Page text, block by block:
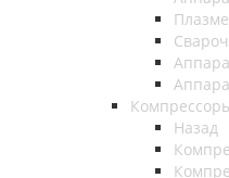
Назад